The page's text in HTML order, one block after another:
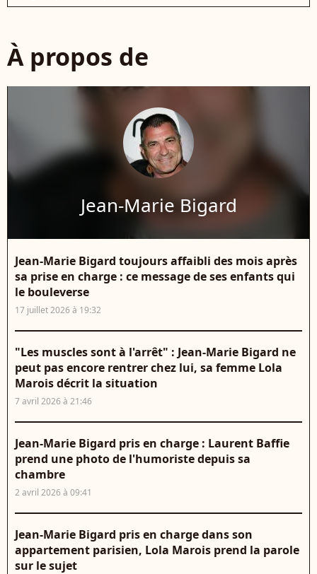
À propos de
Jean-Marie Bigard
Jean-Marie Bigard toujours affaibli des mois après
sa prise en charge : ce message de ses enfants qui
le bouleverse
17 juillet 2026 à 19:32
"Les muscles sont à l'arrêt" : Jean-Marie Bigard ne
peut pas encore rentrer chez lui, sa femme Lola
Marois décrit la situation
7 avril 2026 à 21:46
Jean-Marie Bigard pris en charge : Laurent Baffie
prend une photo de l'humoriste depuis sa
chambre
2 avril 2026 à 09:41
Jean-Marie Bigard pris en charge dans son
appartement parisien, Lola Marois prend la parole
sur le sujet